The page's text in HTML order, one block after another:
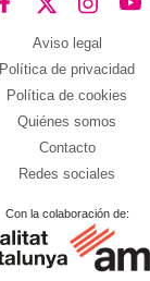
Aviso legal
Política de privacidad
Política de cookies
Quiénes somos
Contacto
Redes sociales
Con la colaboración de: